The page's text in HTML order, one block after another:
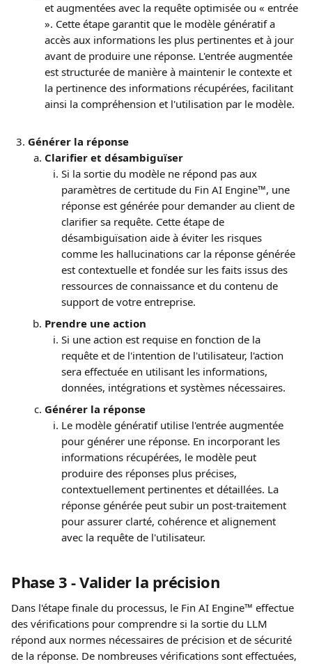
et augmentées avec la requête optimisée ou « entrée
». Cette étape garantit que le modèle génératif a
accès aux informations les plus pertinentes et à jour
avant de produire une réponse. L'entrée augmentée
est structurée de manière à maintenir le contexte et
la pertinence des informations récupérées, facilitant
ainsi la compréhension et l'utilisation par le modèle.
Générer la réponse
Clarifier et désambiguïser
Si la sortie du modèle ne répond pas aux
paramètres de certitude du Fin AI Engine™, une
réponse est générée pour demander au client de
clarifier sa requête. Cette étape de
désambiguïsation aide à éviter les risques
comme les hallucinations car la réponse générée
est contextuelle et fondée sur les faits issus des
ressources de connaissance et du contenu de
support de votre entreprise.
Prendre une action
Si une action est requise en fonction de la
requête et de l'intention de l'utilisateur, l'action
sera effectuée en utilisant les informations,
données, intégrations et systèmes nécessaires.
Générer la réponse
Le modèle génératif utilise l'entrée augmentée
pour générer une réponse. En incorporant les
informations récupérées, le modèle peut
produire des réponses plus précises,
contextuellement pertinentes et détaillées. La
réponse générée peut subir un post-traitement
pour assurer clarté, cohérence et alignement
avec la requête de l'utilisateur.
Phase 3 - Valider la précision
Dans l'étape finale du processus, le Fin AI Engine™ effectue
des vérifications pour comprendre si la sortie du LLM
répond aux normes nécessaires de précision et de sécurité
de la réponse. De nombreuses vérifications sont effectuées,